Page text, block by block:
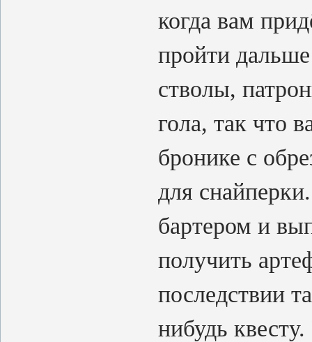
когда вам
пройти
стволы,
гола, так что
бронике с
для
бартером и
получить
последствии
нибудь